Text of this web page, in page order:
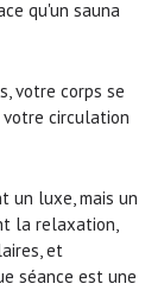
qu'un sauna
votre corps se
circulation
un luxe, mais un
la relaxation,
et
séance est une